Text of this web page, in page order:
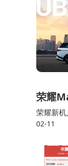
荣耀
荣耀新
舰级别
02-11